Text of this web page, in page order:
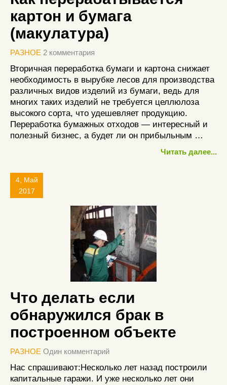
картон и бумага
(макулатура)
РАЗНОЕ 2 комментария
Вторичная переработка бумаги и картона снижает
необходимость в вырубке лесов для производства
различных видов изделий из бумаги, ведь для
многих таких изделий не требуется целлюлоза
высокого сорта, что удешевляет продукцию.
Переработка бумажных отходов — интересный и
полезный бизнес, а будет ли он прибыльным …
Читать далее...
4, Май
2017
Что делать если
обнаружился брак в
построенном объекте
РАЗНОЕ Один комментарий
Нас спрашивают:Несколько лет назад построили
капитальные гаражи. И уже несколько лет они